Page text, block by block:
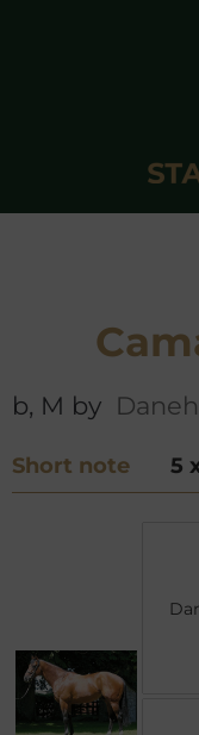
b, M by
Short note 5